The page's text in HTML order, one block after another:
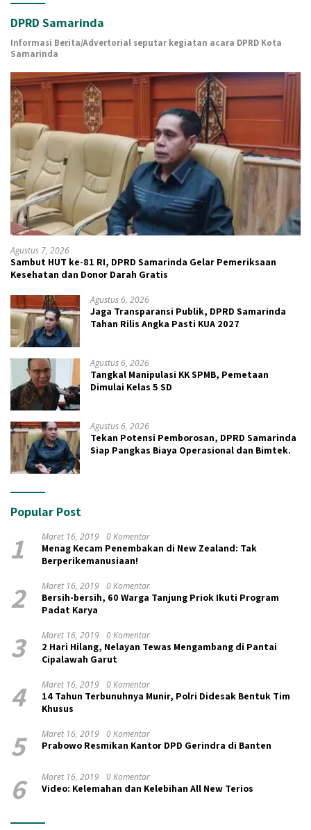
DPRD Samarinda
Informasi Berita/Advertorial seputar kegiatan acara DPRD Kota
Samarinda
Agustus 7, 2026
Sambut HUT ke-81 RI, DPRD Samarinda Gelar Pemeriksaan
Kesehatan dan Donor Darah Gratis
Agustus 6, 2026
Jaga Transparansi Publik, DPRD Samarinda
Tahan Rilis Angka Pasti KUA 2027
Agustus 6, 2026
Tangkal Manipulasi KK SPMB, Pemetaan
Dimulai Kelas 5 SD
Agustus 6, 2026
Tekan Potensi Pemborosan, DPRD Samarinda
Siap Pangkas Biaya Operasional dan Bimtek.
Popular Post
1 Maret 16, 2019 0 Komentar
Menag Kecam Penembakan di New Zealand: Tak
Berperikemanusiaan!
2 Maret 16, 2019 0 Komentar
Bersih-bersih, 60 Warga Tanjung Priok Ikuti Program
Padat Karya
3 Maret 16, 2019 0 Komentar
2 Hari Hilang, Nelayan Tewas Mengambang di Pantai
Cipalawah Garut
4 Maret 16, 2019 0 Komentar
14 Tahun Terbunuhnya Munir, Polri Didesak Bentuk Tim
Khusus
5 Maret 16, 2019 0 Komentar
Prabowo Resmikan Kantor DPD Gerindra di Banten
6 Maret 16, 2019 0 Komentar
Video: Kelemahan dan Kelebihan All New Terios